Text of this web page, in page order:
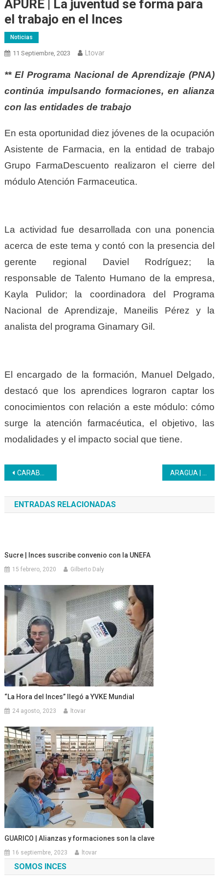
APURE | La juventud se forma para
el trabajo en el Inces
Noticias
11 Septiembre, 2023 Ltovar
** El Programa Nacional de Aprendizaje (PNA)
continúa impulsando formaciones, en alianza
con las entidades de trabajo
En esta oportunidad diez jóvenes de la ocupación
Asistente de Farmacia, en la entidad de trabajo
Grupo FarmaDescuento realizaron el cierre del
módulo Atención Farmaceutica.
La actividad fue desarrollada con una ponencia
acerca de este tema y contó con la presencia del
gerente regional Daviel Rodríguez; la
responsable de Talento Humano de la empresa,
Kayla Pulidor; la coordinadora del Programa
Nacional de Aprendizaje, Maneilis Pérez y la
analista del programa Ginamary Gil.
El encargado de la formación, Manuel Delgado,
destacó que los aprendices lograron captar los
conocimientos con relación a este módulo: cómo
surge la atención farmacéutica, el objetivo, las
modalidades y el impacto social que tiene.
Navegación
de
entradas
CARABOBO | Activos y jubilados recibieron medicamentos
ENTRADAS RELACIONADAS
Sucre | Inces suscribe convenio con la UNEFA
15 febrero, 2020 Gilberto Daly
“La Hora del Inces” llegó a YVKE Mundial
24 agosto, 2023 ltovar
GUARICO | Alianzas y formaciones son la clave
16 septiembre, 2023 ltovar
SOMOS INCES